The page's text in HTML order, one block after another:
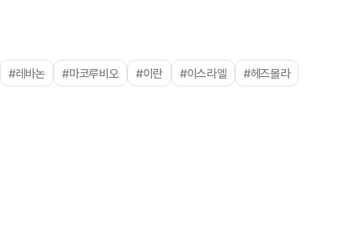
#레바논 #마코루비오 #이란 #이스라엘 #헤즈볼라